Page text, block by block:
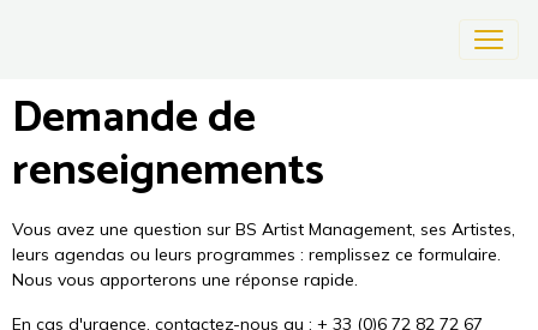
Demande de
renseignements
Vous avez une question sur BS Artist Management, ses Artistes,
leurs agendas ou leurs programmes : remplissez ce formulaire.
Nous vous apporterons une réponse rapide.
En cas d'urgence, contactez-nous au : + 33 (0)6 72 82 72 67